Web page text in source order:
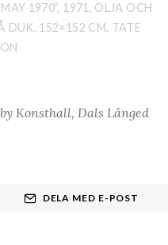
1970”, 1971, OLJA OCH
DUK, 152×152 CM. TATE
Konsthall, Dals Långed
DELA MED E-POST